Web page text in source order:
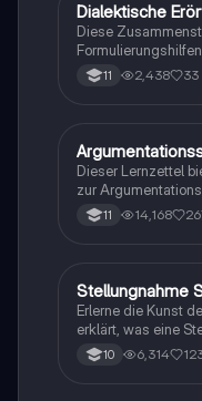
Deutsch
Dialektische
Diese
Sie umfasst
verbessern
11 2,438 33
Deutsch
Dieser Lernzettel
zur
verschiedenen
Aufbauprinzipien
Schüler, die ihre
Schreiben
11 14,168
Deutsch
Stellungnahme
Erlerne die Kunst
erklärt, was eine
eigene Meinung
welche Struktur
10 6,314